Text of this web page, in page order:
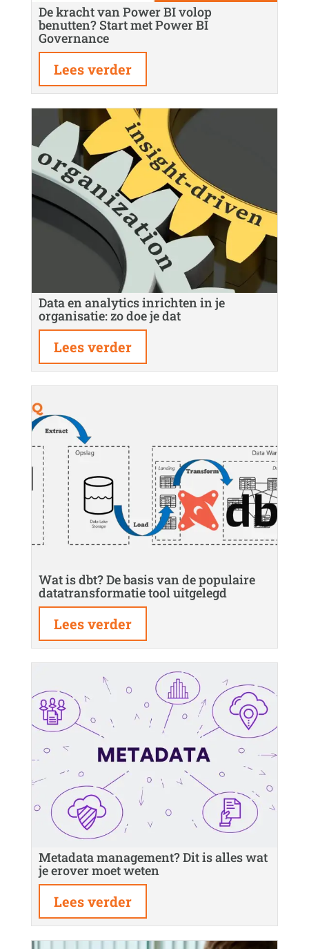
De kracht van Power BI volop
benutten? Start met Power BI
Governance
Lees verder
Data en analytics inrichten in je
organisatie: zo doe je dat
Lees verder
Wat is dbt? De basis van de populaire
datatransformatie tool uitgelegd
Lees verder
Metadata management? Dit is alles wat
je erover moet weten
Lees verder